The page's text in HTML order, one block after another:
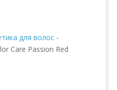
для волос-
Care Passion Red